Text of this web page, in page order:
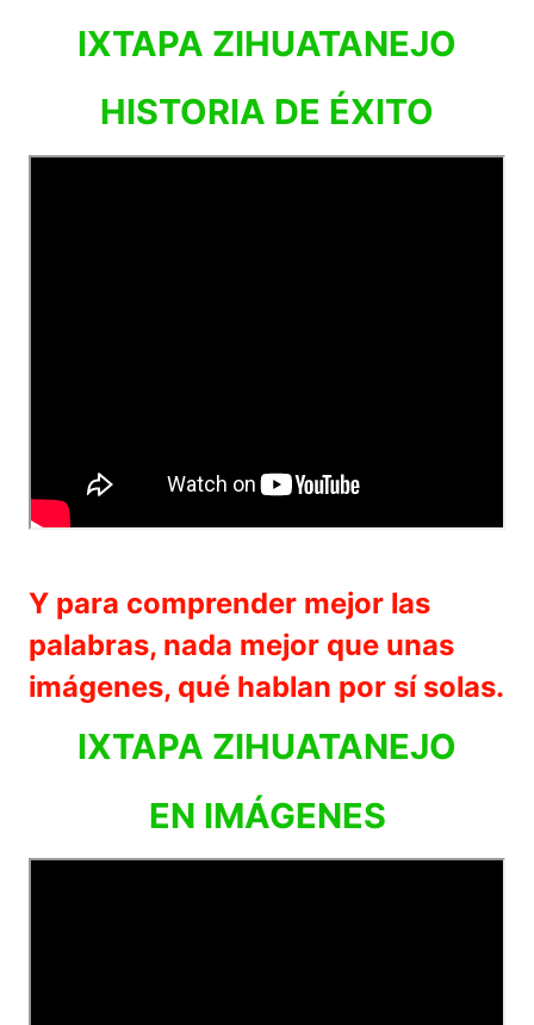
IXTAPA ZIHUATANEJO
HISTORIA DE ÉXITO
Y para comprender mejor las
palabras, nada mejor que unas
imágenes, qué hablan por sí solas.
IXTAPA ZIHUATANEJO
EN IMÁGENES